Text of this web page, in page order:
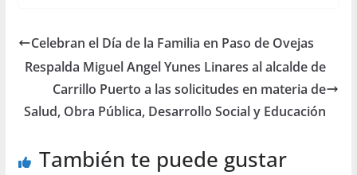
Celebran el Día de la Familia en Paso de Ovejas
Respalda Miguel Angel Yunes Linares al alcalde de
Carrillo Puerto a las solicitudes en materia de
Salud, Obra Pública, Desarrollo Social y Educación
También te puede gustar